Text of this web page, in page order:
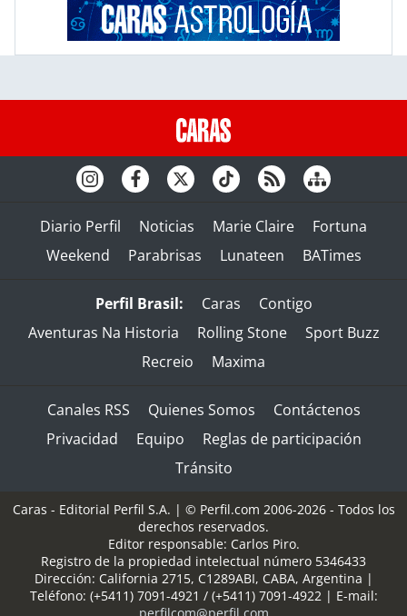
Diario Perfil Noticias Marie Claire
Fortuna
Weekend
Parabrisas Lunateen BATimes
Perfil Brasil: Caras
Contigo
Aventuras Na Historia
Rolling Stone
Sport Buzz
Recreio
Maxima
Canales RSS Quienes Somos
Contáctenos
Privacidad
Equipo
Reglas de participación
Tránsito
Caras - Editorial Perfil S.A. | © Perfil.com 2006-2026 - Todos los
derechos reservados.
Editor responsable: Carlos Piro.
Registro de la propiedad intelectual número 5346433
Dirección: California 2715, C1289ABI, CABA, Argentina |
Teléfono: (+5411) 7091-4921 / (+5411) 7091-4922| E-mail: